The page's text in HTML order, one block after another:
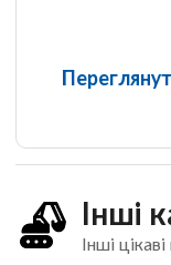
Інші
Інші